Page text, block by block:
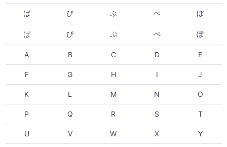
ば び ぶ べ ぼ
ぱ ぴ ぷ ぺ ぽ
A B C D E
F G H I J
K L M N O
P Q R S T
U V W X Y